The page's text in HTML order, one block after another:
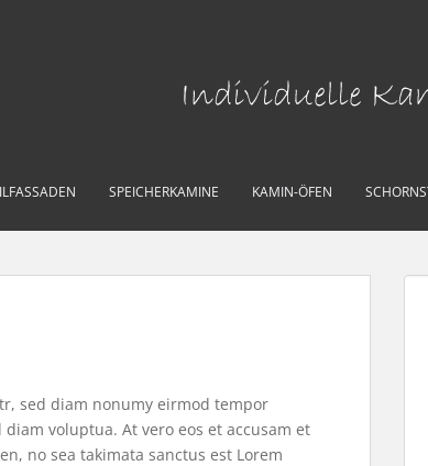
SPEICHERKAMINE KAMIN-ÖFEN
Individuelle
sed diam nonumy eirmod tempor
voluptua. At vero eos et accusam et
no sea takimata sanctus est Lorem